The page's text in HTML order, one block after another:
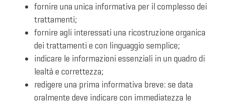
fornire una unica informativa per il complesso dei
trattamenti;
fornire agli interessati una ricostruzione organica
dei trattamenti e con linguaggio semplice;
indicare le informazioni essenziali in un quadro di
lealtà e correttezza;
redigere una prima informativa breve: se data
oralmente deve indicare con immediatezza le